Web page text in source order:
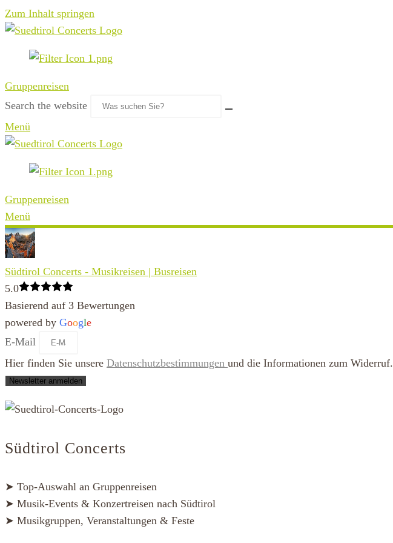
Zum Inhalt springen
Gruppenreisen
Search the website
Menü
Gruppenreisen
Menü
Südtirol Concerts - Musikreisen | Busreisen
5.0
Basierend auf 3 Bewertungen
powered by Google
E-Mail
Hier finden Sie unsere Datenschutzbestimmungen und die Informationen zum Widerruf.
Newsletter anmelden
Südtirol Concerts
➤ Top-Auswahl an Gruppenreisen
➤ Musik-Events & Konzertreisen nach Südtirol
➤ Musikgruppen, Veranstaltungen & Feste